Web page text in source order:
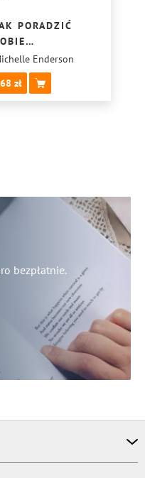
PORADZIĆ
ZDRADZIE
Enderson
bezpłatnie.